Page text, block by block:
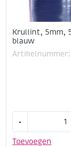
Krullint, 5mm,
blauw
Artikelnummer:
Toevoegen
-
500